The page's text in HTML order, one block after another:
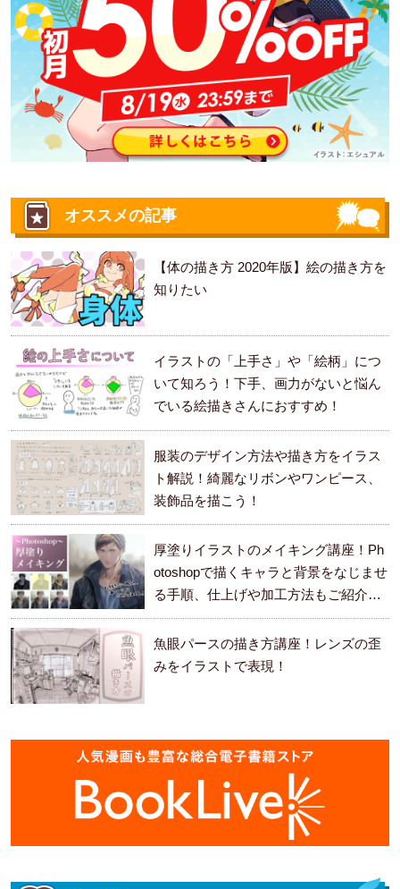
オススメの記事
【体の描き方 2020年版】絵の描き方を
知りたい
イラストの「上手さ」や「絵柄」につ
いて知ろう！下手、画力がないと悩ん
でいる絵描きさんにおすすめ！
服装のデザイン方法や描き方をイラス
ト解説！綺麗なリボンやワンピース、
装飾品を描こう！
厚塗りイラストのメイキング講座！Ph
otoshopで描くキャラと背景をなじませ
る手順、仕上げや加工方法もご紹介し
ます。
魚眼パースの描き方講座！レンズの歪
みをイラストで表現！